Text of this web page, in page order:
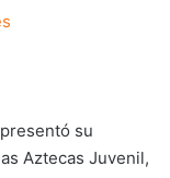
su
Aztecas Juvenil,